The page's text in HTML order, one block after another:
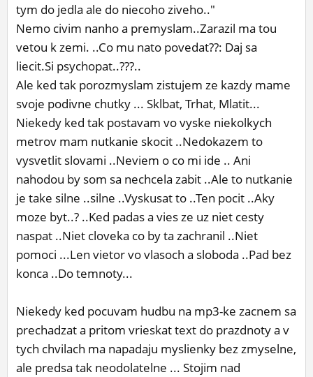
OBRÁZKY
ĽUDIA
MÔJ PROFIL
NASTAVENIA
ROLETA
tym do jedla ale do niecoho ziveho.."
Nemo civim nanho a premyslam..Zarazil ma tou
vetou k zemi. ..Co mu nato povedat??: Daj sa
liecit.Si psychopat..???..
Ale ked tak porozmyslam zistujem ze kazdy mame
svoje podivne chutky ... Sklbat, Trhat, Mlatit...
Niekedy ked tak postavam vo vyske niekolkych
metrov mam nutkanie skocit ..Nedokazem to
vysvetlit slovami ..Neviem o co mi ide .. Ani
nahodou by som sa nechcela zabit ..Ale to nutkanie
je take silne ..silne ..Vyskusat to ..Ten pocit ..Aky
moze byt..? ..Ked padas a vies ze uz niet cesty
naspat ..Niet cloveka co by ta zachranil ..Niet
pomoci ...Len vietor vo vlasoch a sloboda ..Pad bez
konca ..Do temnoty...
Niekedy ked pocuvam hudbu na mp3-ke zacnem sa
prechadzat a pritom vrieskat text do prazdnoty a v
tych chvilach ma napadaju myslienky bez zmyselne,
ale predsa tak neodolatelne ... Stojim nad